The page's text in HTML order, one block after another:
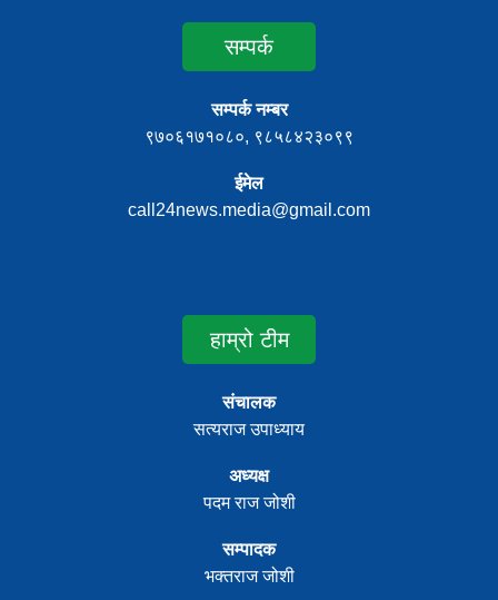
सम्पर्क
सम्पर्क नम्बर
९७०६१७१०८०, ९८५८४२३०९९
ईमेल
call24news.media@gmail.com
हाम्रो टीम
संचालक
सत्यराज उपाध्याय
अध्यक्ष
पदम राज जोशी
सम्पादक
भक्तराज जोशी